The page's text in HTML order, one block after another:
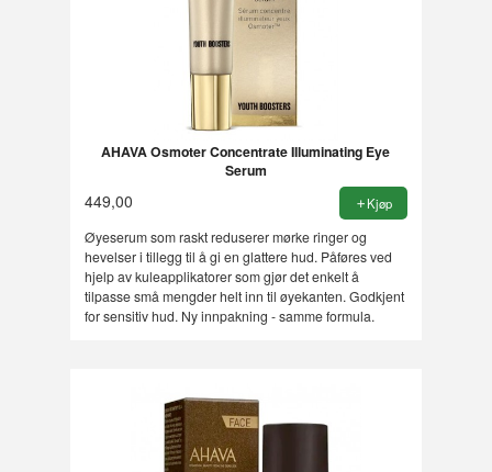
AHAVA Osmoter Concentrate Illuminating Eye
Serum
449,00 Kjøp
Øyeserum som raskt reduserer mørke ringer og
hevelser i tillegg til å gi en glattere hud. Påføres ved
hjelp av kuleapplikatorer som gjør det enkelt å
tilpasse små mengder helt inn til øyekanten. Godkjent
for sensitiv hud. Ny innpakning - samme formula.